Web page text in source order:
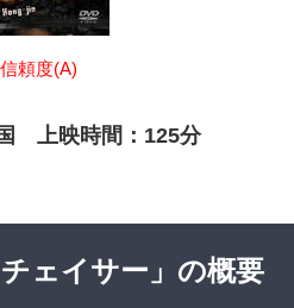
信頼度(A)
上映時間：125分
ェイサー」の概要